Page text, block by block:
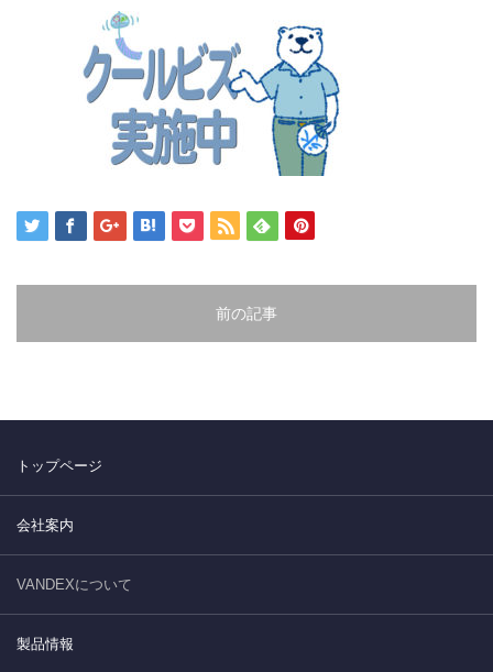
前の記事
トップページ
会社案内
VANDEXについて
製品情報